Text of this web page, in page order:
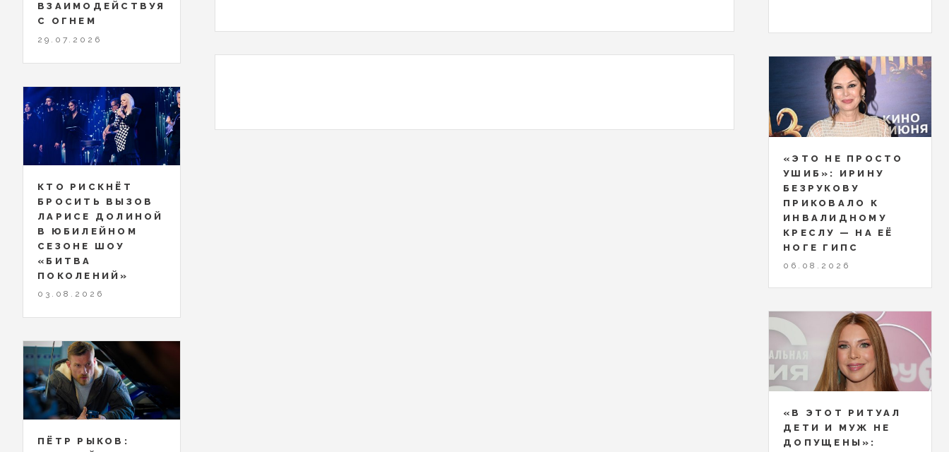
ВЗАИМОДЕЙСТВУЯ
С ОГНЕМ
29.07.2026
КТО РИСКНЁТ
БРОСИТЬ ВЫЗОВ
ЛАРИСЕ ДОЛИНОЙ
В ЮБИЛЕЙНОМ
СЕЗОНЕ ШОУ
«БИТВА
ПОКОЛЕНИЙ»
03.08.2026
ПЁТР РЫКОВ:
«ЭТО НЕ ПРОСТО
УШИБ»: ИРИНУ
БЕЗРУКОВУ
ПРИКОВАЛО К
ИНВАЛИДНОМУ
КРЕСЛУ — НА ЕЁ
НОГЕ ГИПС
06.08.2026
«В ЭТОТ РИТУАЛ
ДЕТИ И МУЖ НЕ
ДОПУЩЕНЫ»: